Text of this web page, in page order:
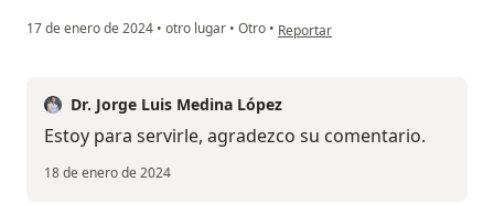
17 de enero de 2024 • otro lugar • Otro • en opinión del usuario Juana castro
Reportar
Dr. Jorge Luis Medina López
Estoy para servirle, agradezco su comentario.
18 de enero de 2024